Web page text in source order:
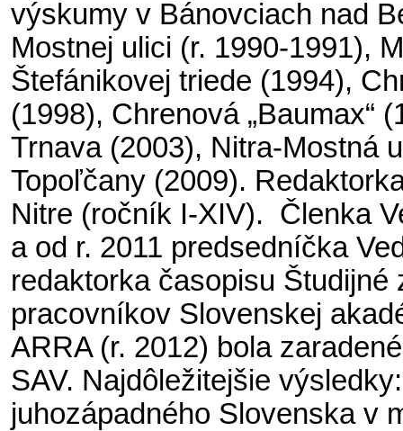
výskumy v Bánovciach nad
Mostnej ulici (r. 1990-1991),
Štefánikovej triede (1994),
(1998), Chrenová „Baumax“
Trnava (2003), Nitra-Mostná
Topoľčany (2009).
Nitre (ročník I-XIV). Členka
a od r. 2011 predsedníčka
redaktorka časopisu Študijné
pracovníkov Slovenskej
ARRA (r. 2012) bola
SAV. Najdôležitejšie
juhozápadného Slovenska v